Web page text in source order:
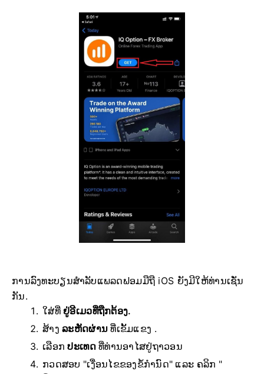
ການລົງທະບຽນສຳລັບແພລດຟອມມືຖື iOS ຍັງມີໃຫ້ທ່ານເຊັ່ນ
ກັນ.
ໃສ່ທີ່ ຢູ່ອີເມວທີ່ຖືກຕ້ອງ.
ສ້າງລະຫັດຜ່ານ ທີ່ເຂັ້ມແຂງ .
ເລືອກປະເທດທີ່ທ່ານອາໄສຢູ່ຖາວອນ
ກວດສອບ "ເງື່ອນໄຂຂອງຂໍ້ກຳນົດ" ແລະ ຄລິກ "